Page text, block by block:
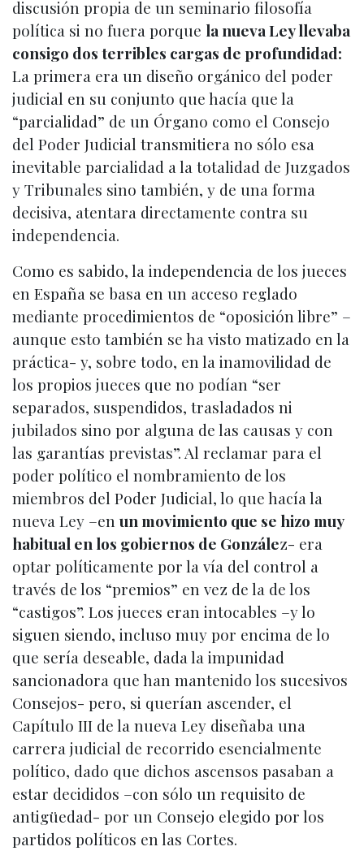
discusión propia de un seminario filosofía
política si no fuera porque la nueva Ley llevaba
consigo dos terribles cargas de profundidad:
La primera era un diseño orgánico del poder
judicial en su conjunto que hacía que la
“parcialidad” de un Órgano como el Consejo
del Poder Judicial transmitiera no sólo esa
inevitable parcialidad a la totalidad de Juzgados
y Tribunales sino también, y de una forma
decisiva, atentara directamente contra su
independencia.
Como es sabido, la independencia de los jueces
en España se basa en un acceso reglado
mediante procedimientos de “oposición libre” –
aunque esto también se ha visto matizado en la
práctica- y, sobre todo, en la inamovilidad de
los propios jueces que no podían “ser
separados, suspendidos, trasladados ni
jubilados sino por alguna de las causas y con
las garantías previstas”. Al reclamar para el
poder político el nombramiento de los
miembros del Poder Judicial, lo que hacía la
nueva Ley –enun movimiento que se hizo muy
habitual en los gobiernos de González- era
optar políticamente por la vía del control a
través de los “premios” en vez de la de los
“castigos”. Los jueces eran intocables –y lo
siguen siendo, incluso muy por encima de lo
que sería deseable, dada la impunidad
sancionadora que han mantenido los sucesivos
Consejos- pero, si querían ascender, el
Capítulo III de la nueva Ley diseñaba una
carrera judicial de recorrido esencialmente
político, dado que dichos ascensos pasaban a
estar decididos –con sólo un requisito de
antigüedad- por un Consejo elegido por los
partidos políticos en las Cortes.